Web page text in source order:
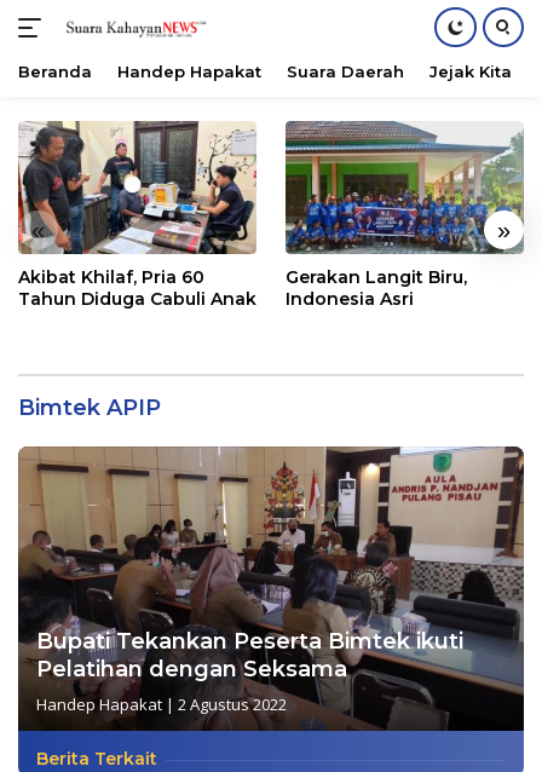
konten
Beranda Handep Hapakat Suara Daerah Jejak Kita
« »
Akibat Khilaf, Pria 60
Tahun Diduga Cabuli Anak
Gerakan Langit Biru,
Indonesia Asri
Bimtek APIP
Bupati Tekankan Peserta Bimtek ikuti
Pelatihan dengan Seksama
Handep Hapakat | 2 Agustus 2022
Berita Terkait